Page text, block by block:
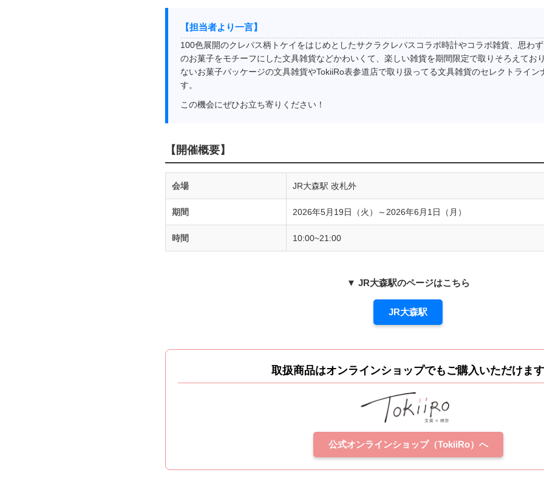
【担当者より一言】
100色展開のクレパス柄トケイをはじめとしたサクラクレパスコラボ時計やコラボ雑貨、思わ
のお菓子をモチーフにした文具雑貨などかわいくて、楽しい雑貨を期間限定で取りそろえてお
ないお菓子パッケージの文具雑貨やTokiiRo表参道店で取り扱ってる文具雑貨のセレクトライン
す。
この機会にぜひお立ち寄りください！
【開催概要】
会場 JR大森駅 改札外
期間 2026年5月19日（火）～2026年6月1日（月）
時間 10:00~21:00
▼ JR大森駅のページはこちら
JR大森駅
取扱商品はオンラインショップでもご購入いただけます
公式オンラインショップ（TokiiRo）へ